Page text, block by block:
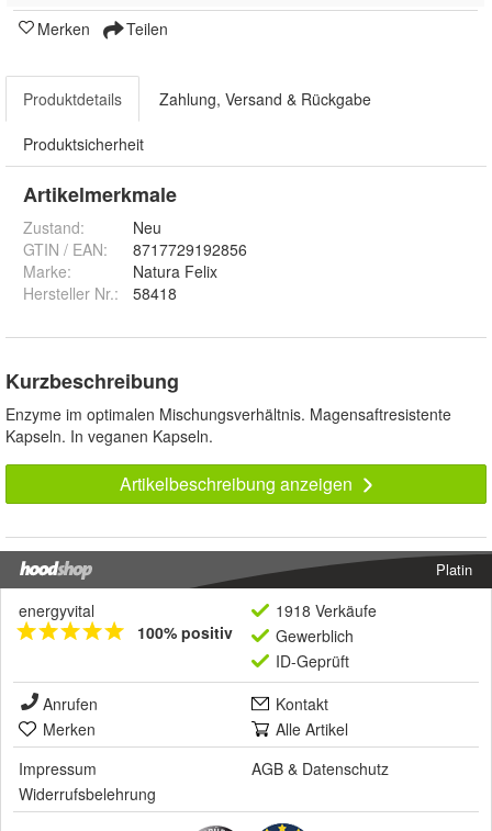
Merken Teilen
Produktdetails Zahlung, Versand & Rückgabe
Produktsicherheit
Artikelmerkmale
Zustand:
Neu
GTIN / EAN:
8717729192856
Marke:
Natura Felix
Hersteller Nr.:
58418
Kurzbeschreibung
Enzyme im optimalen Mischungsverhältnis. Magensaftresistente
Kapseln. In veganen Kapseln.
Artikelbeschreibung anzeigen
Platin
energyvital
100% positiv
1918 Verkäufe
Gewerblich
ID-Geprüft
Anrufen
Kontakt
Merken
Alle Artikel
Impressum
AGB & Datenschutz
Widerrufsbelehrung